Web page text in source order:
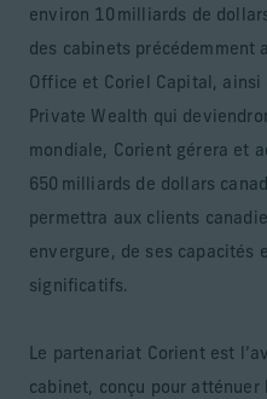
environ 10 milliards de
des cabinets précédemment
Office et Coriel Capital, ainsi
Private Wealth qui
mondiale, Corient gérera et
650 milliards de dollars
permettra aux clients
envergure, de ses capacités
significatifs.
Le partenariat Corient est
cabinet, conçu pour